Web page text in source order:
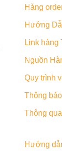
Hàng
Hướng
Link hàng
Nguồn
Quy trình
Thông báo
Thông
Hướng